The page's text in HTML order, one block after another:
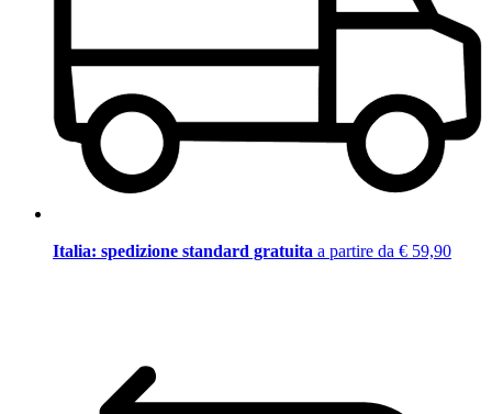
Italia: spedizione standard gratuita a partire da € 59,90